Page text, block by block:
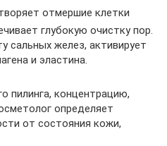
отмершие клетки
глубокую очистку пор.
сальных желез, активирует
и эластина.
пилинга, концентрацию,
определяет
от состояния кожи,